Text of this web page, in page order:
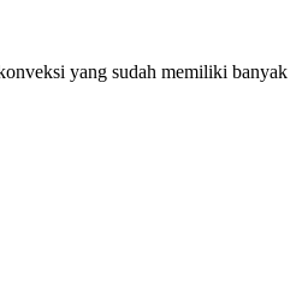
yang sudah memiliki banyak